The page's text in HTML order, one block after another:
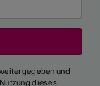
und
dieses